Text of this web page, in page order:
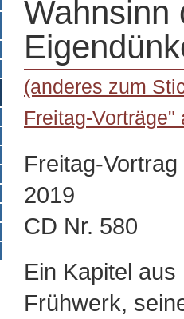
Wahnsinn
(anderes zum
Freitag-Vorträge"
Freitag-
2019
CD Nr. 580
Ein Kapitel
Frühwerk,